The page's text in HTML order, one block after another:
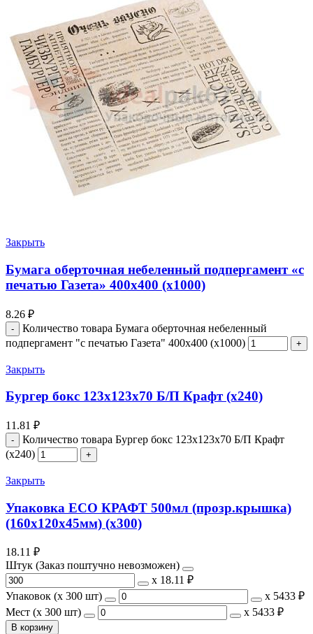
Закрыть
Бумага оберточная небеленный подпергамент «с
печатью Газета» 400х400 (х1000)
8.26 ₽
Количество товара Бумага оберточная небеленный
подпергамент "с печатью Газета" 400х400 (х1000)
Закрыть
Бургер бокс 123х123х70 Б/П Крафт (х240)
11.81 ₽
Количество товара Бургер бокс 123х123х70 Б/П Крафт
(х240)
Закрыть
Упаковка ECO КРАФТ 500мл (прозр.крышка)
(160х120х45мм) (х300)
18.11 ₽
Штук (Заказ поштучно невозможен)
х 18.11 ₽
Упаковок (x 300 шт)
х 5433 ₽
Мест (x 300 шт)
х 5433 ₽
В корзину